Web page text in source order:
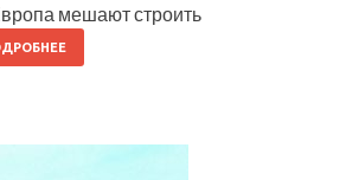
мешают строить